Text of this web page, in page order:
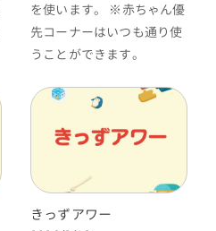
を使います。 ※赤ちゃん優
先コーナーはいつも通り使
うことができます。
きっずアワー